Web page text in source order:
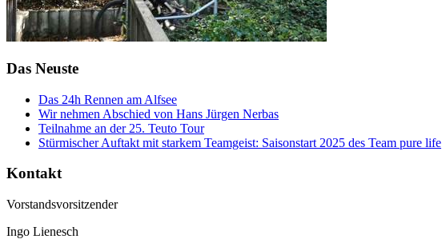
Das Neuste
Das 24h Rennen am Alfsee
Wir nehmen Abschied von Hans Jürgen Nerbas
Teilnahme an der 25. Teuto Tour
Stürmischer Auftakt mit starkem Teamgeist: Saisonstart 2025 des Team pure life
Kontakt
Vorstandsvorsitzender
Ingo Lienesch